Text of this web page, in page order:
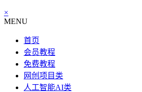
×
MENU
首页
会员教程
免费教程
网创项目类
人工智能AI类